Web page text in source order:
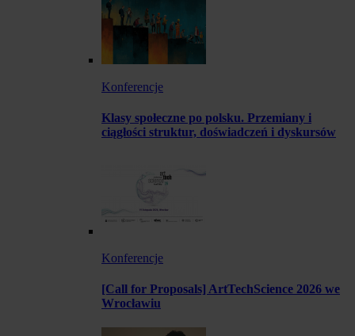
Konferencje
Klasy społeczne po polsku. Przemiany i
ciągłości struktur, doświadczeń i dyskursów
Konferencje
[Call for Proposals] ArtTechScience 2026 we
Wrocławiu